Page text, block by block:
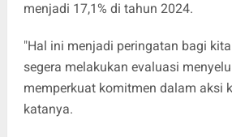
menjadi 17,1% di tahun 2024.
"Hal ini menjadi peringatan bagi
segera melakukan evaluasi
memperkuat komitmen dalam aksi
katanya.